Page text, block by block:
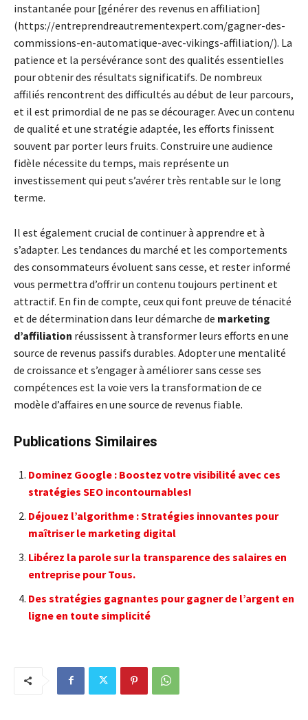
instantanée pour [générer des revenus en affiliation]
(https://entreprendreautrementexpert.com/gagner-des-
commissions-en-automatique-avec-vikings-affiliation/). La
patience et la persévérance sont des qualités essentielles
pour obtenir des résultats significatifs. De nombreux
affiliés rencontrent des difficultés au début de leur parcours,
et il est primordial de ne pas se décourager. Avec un contenu
de qualité et une stratégie adaptée, les efforts finissent
souvent par porter leurs fruits. Construire une audience
fidèle nécessite du temps, mais représente un
investissement qui peut s’avérer très rentable sur le long
terme.
Il est également crucial de continuer à apprendre et à
s’adapter. Les tendances du marché et les comportements
des consommateurs évoluent sans cesse, et rester informé
vous permettra d’offrir un contenu toujours pertinent et
attractif. En fin de compte, ceux qui font preuve de ténacité
et de détermination dans leur démarche de marketing
d’affiliation réussissent à transformer leurs efforts en une
source de revenus passifs durables. Adopter une mentalité
de croissance et s’engager à améliorer sans cesse ses
compétences est la voie vers la transformation de ce
modèle d’affaires en une source de revenus fiable.
Publications Similaires
Dominez Google : Boostez votre visibilité avec ces
stratégies SEO incontournables!
Déjouez l’algorithme : Stratégies innovantes pour
maîtriser le marketing digital
Libérez la parole sur la transparence des salaires en
entreprise pour Tous.
Des stratégies gagnantes pour gagner de l’argent en
ligne en toute simplicité